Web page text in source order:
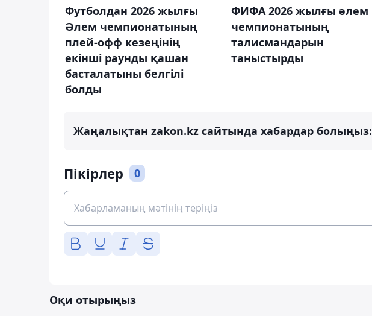
Футболдан 2026 жылғы
Әлем чемпионатының
плей-офф кезеңінің
екінші раунды қашан
басталатыны белгілі
болды
ФИФА 2026 жылғы әлем
чемпионатының
талисмандарын
таныстырды
Жаңалықтан zakon.kz сайтында хабардар болыңыз:
Пікірлер 0
Оқи отырыңыз